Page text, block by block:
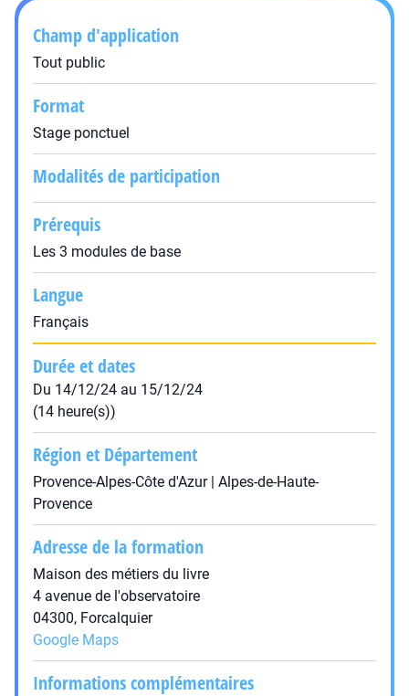
Champ d'application
Tout public
Format
Stage ponctuel
Modalités de participation
Prérequis
Les 3 modules de base
Langue
Français
Durée et dates
Du 14/12/24 au 15/12/24
(14 heure(s))
Région et Département
Provence-Alpes-Côte d'Azur | Alpes-de-Haute-
Provence
Adresse de la formation
Maison des métiers du livre
4 avenue de l'observatoire
04300, Forcalquier
Google Maps
Informations complémentaires